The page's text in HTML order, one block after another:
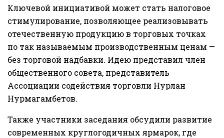
Ключевой инициативой может стать налоговое
стимулирование, позволяющее реализовывать
отечественную продукцию в торговых точках
по так называемым производственным ценам —
без торговой надбавки. Идею представил член
общественного совета, представитель
Ассоциации содействия торговли Нурлан
Нурмагамбетов.
Также участники заседания обсудили развитие
современных круглогодичных ярмарок, где